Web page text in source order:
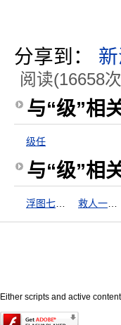
分享到：
阅读(16658
与“级”相
级任
与“级”相
Either scripts and active